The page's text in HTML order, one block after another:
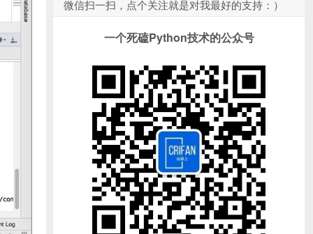
微信扫一扫，点个关注就是对我最好的支持：）
一个死磕Python技术的公众号